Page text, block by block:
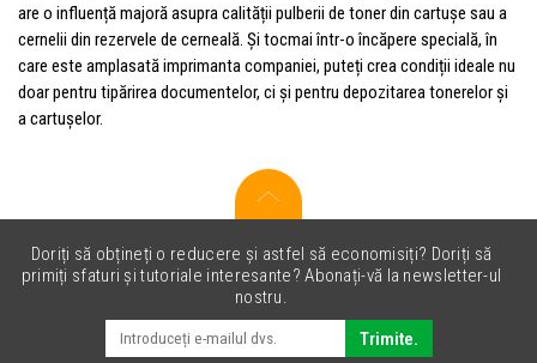
are o influență majoră asupra calității pulberii de toner din cartușe sau a
cernelii din rezervele de cerneală. Și tocmai într-o încăpere specială, în
care este amplasată imprimanta companiei, puteți crea condiții ideale nu
doar pentru tipărirea documentelor, ci și pentru depozitarea tonerelor și
a cartușelor.
Doriți să obțineți o reducere și astfel să economisiți? Doriți să
primiți sfaturi și tutoriale interesante? Abonați-vă la newsletter-ul
nostru.
Trimite.